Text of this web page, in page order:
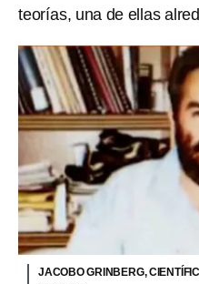
teorías, una de ellas
JACOBO GRINBERG,